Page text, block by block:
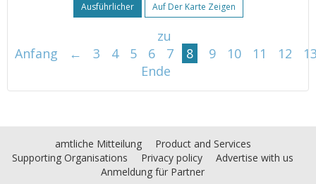
Ausführlicher Auf Der Karte Zeigen
zu
Anfang
← 3 4 5 6 7 8 9 10 11 12
Ende
amtliche Mitteilung
Product and Services
Supporting Organisations
Privacy policy
Advertise with us
Anmeldung für Partner